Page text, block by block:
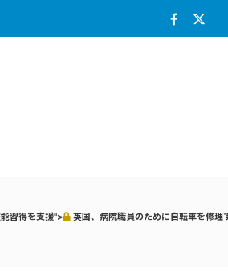
習得を支援">
英国、病院職員のために自転車を修